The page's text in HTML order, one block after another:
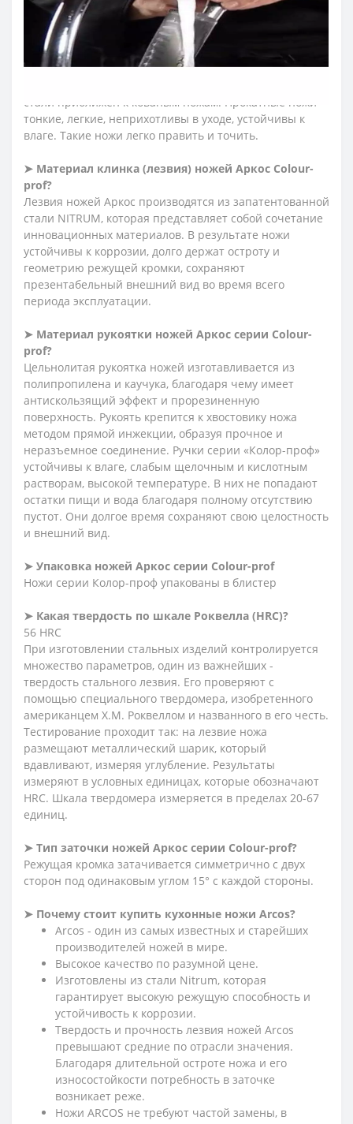
шаурмы.
Тип ножей Аркос Сolour-prof
Ножи Arcos серии «Колор-проф» изготовлены из
стали приближен к кованым ножам. Прокатные ножи -
тонкие, легкие, неприхотливы в уходе, устойчивы к
влаге. Такие ножи легко править и точить.
➤ Материал клинка (лезвия) ножей Аркос Сolour-
prof?
Лезвия ножей Аркос производятся из запатентованной
стали NITRUM, которая представляет собой сочетание
инновационных материалов. В результате ножи
устойчивы к коррозии, долго держат остроту и
геометрию режущей кромки, сохраняют
презентабельный внешний вид во время всего
периода эксплуатации.
➤ Материал рукоятки ножей Аркос серии Сolour-
prof?
Цельнолитая рукоятка ножей изготавливается из
полипропилена и каучука, благодаря чему имеет
антискользящий эффект и прорезиненную
поверхность. Рукоять крепится к хвостовику ножа
методом прямой инжекции, образуя прочное и
неразъемное соединение. Ручки серии «Колор-проф»
устойчивы к влаге, слабым щелочным и кислотным
растворам, высокой температуре. В них не попадают
остатки пищи и вода благодаря полному отсутствию
пустот. Они долгое время сохраняют свою целостность
и внешний вид.
➤ Упаковка ножей Аркос серии Сolour-prof
Ножи серии Колор-проф упакованы в блистер
➤ Какая твердость по шкале Роквелла (HRC)?
56 HRC
При изготовлении стальных изделий контролируется
множество параметров, один из важнейших -
твердость стального лезвия. Его проверяют с
помощью специального твердомера, изобретенного
американцем Х.М. Роквеллом и названного в его честь.
Тестирование проходит так: на лезвие ножа
размещают металлический шарик, который
вдавливают, измеряя углубление. Результаты
измеряют в условных единицах, которые обозначают
HRC. Шкала твердомера измеряется в пределах 20-67
единиц.
➤ Тип заточки ножей Аркос серии Сolour-prof?
Режущая кромка затачивается симметрично с двух
сторон под одинаковым углом 15° с каждой стороны.
➤ Почему стоит купить кухонные ножи Arcos?
Arcos - один из самых известных и старейших
производителей ножей в мире.
Высокое качество по разумной цене.
Изготовлены из стали Nitrum, которая
гарантирует высокую режущую способность и
устойчивость к коррозии.
Твердость и прочность лезвия ножей Arcos
превышают средние по отрасли значения.
Благодаря длительной остроте ножа и его
износостойкости потребность в заточке
возникает реже.
Ножи ARCOS не требуют частой замены, в